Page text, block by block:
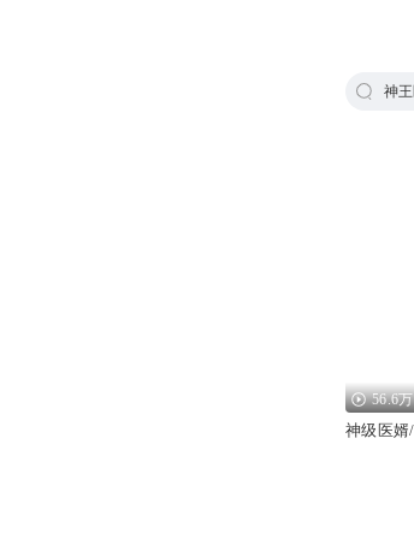
神
56.6万
神级医婿